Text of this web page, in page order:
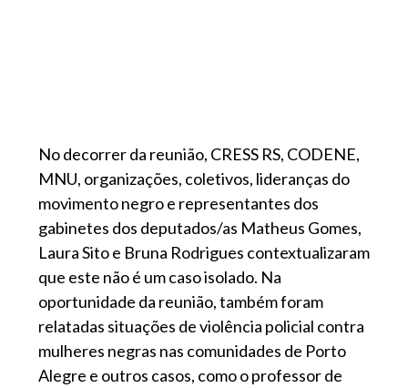
No decorrer da reunião, CRESS RS, CODENE,
MNU, organizações, coletivos, lideranças do
movimento negro e representantes dos
gabinetes dos deputados/as Matheus Gomes,
Laura Sito e Bruna Rodrigues contextualizaram
que este não é um caso isolado. Na
oportunidade da reunião, também foram
relatadas situações de violência policial contra
mulheres negras nas comunidades de Porto
Alegre e outros casos, como o professor de